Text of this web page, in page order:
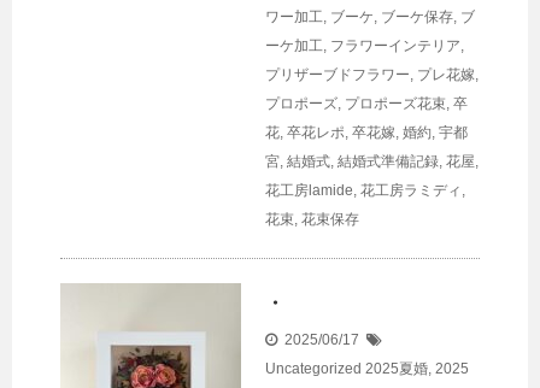
ワー加工, ブーケ, ブーケ保存, ブ
ーケ加工, フラワーインテリア,
プリザーブドフラワー, プレ花嫁,
プロポーズ, プロポーズ花束, 卒
花, 卒花レポ, 卒花嫁, 婚約, 宇都
宮, 結婚式, 結婚式準備記録, 花屋,
花工房lamide, 花工房ラミディ ,
花束, 花束保存
・
2025/06/17
Uncategorized 2025夏婚, 2025